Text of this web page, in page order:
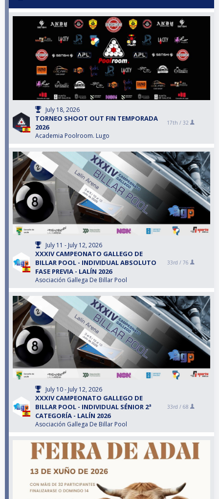
July 18, 2026
TORNEO SHOOT OUT FIN TEMPORADA
2026
Academia Poolroom. Lugo
17th / 32
July 11 - July 12, 2026
XXXIV CAMPEONATO GALLEGO DE
BILLAR POOL - INDIVIDUAL ABSOLUTO
FASE PREVIA - LALÍN 2026
Asociación Gallega De Billar Pool
33rd / 76
July 10 - July 12, 2026
XXXIV CAMPEONATO GALLEGO DE
BILLAR POOL - INDIVIDUAL SÉNIOR 2ª
CATEGORÍA - LALÍN 2026
Asociación Gallega De Billar Pool
33rd / 68